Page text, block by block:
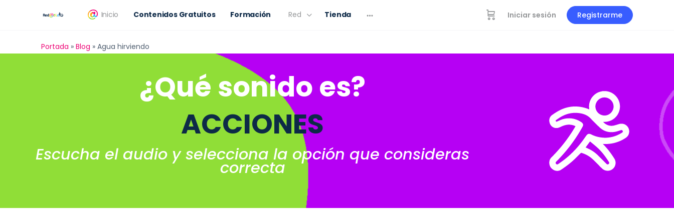
Inicio Contenidos Gratuitos Formación Red Tienda Iniciar sesión Registrarme
Portada » Blog » Agua hirviendo
¿Qué sonido es?
ACCIONES
Escucha el audio y selecciona la opción que consideras
correcta